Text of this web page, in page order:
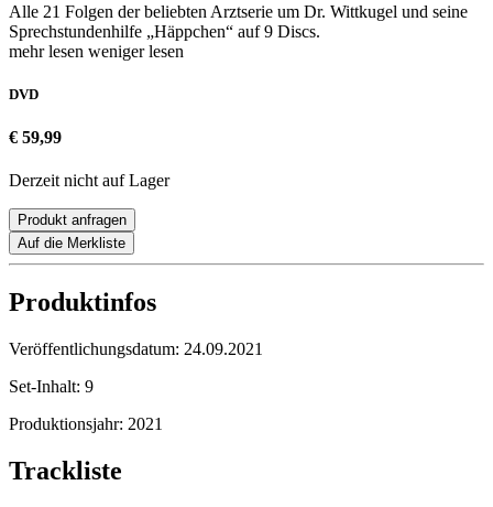
Alle 21 Folgen der beliebten Arztserie um Dr. Wittkugel und seine
Sprechstundenhilfe „Häppchen“ auf 9 Discs.
mehr lesen weniger lesen
DVD
€ 59,99
Derzeit nicht auf Lager
Produkt anfragen
Auf die Merkliste
Produktinfos
Veröffentlichungsdatum: 24.09.2021
Set-Inhalt: 9
Produktionsjahr: 2021
Trackliste